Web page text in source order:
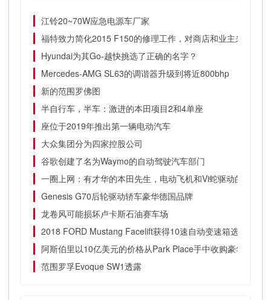
江铃20~70W应急电源车厂家
福特致力简化2015 F150的修理工作，对商店和业主来说更
Hyundai为其Go-越快挑选了正确的名字？
Mercedes-AMG SL63的调谐器升级到将近800bhp
新的范围罗佛图
半自行车，半车：激进的本田项目2和4单座
座位于2019年推出第一辆电动汽车
大众集团分为四家控股公司
谷歌创建了名为Waymo的自动驾驶汽车部门
一圈上网：有才华的本田先生，电动飞机和Vi蛇驱动的詹森斯
Genesis G70后轮驱动轿车豪华德国品牌
龙卷风可能损坏卢卡斯石油赛车场
2018 FORD Mustang Facelift获得10速自动变速箱选项
阿斯伯里以10亿美元的价格从Park Place手中收购豪华经销店
范围罗孚Evoque SW1透露